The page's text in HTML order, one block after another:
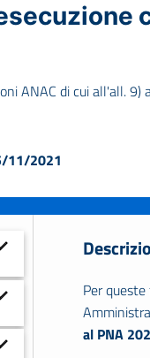
ANAC di cui all'all. 9)
11/2021
Per
al PNA